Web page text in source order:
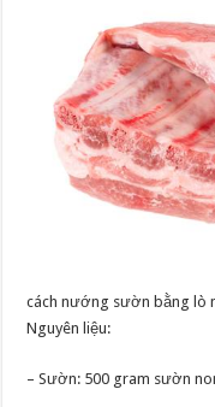
cách nướng sườn bằng lò
Nguyên liệu:
– Sườn: 500 gram sườn